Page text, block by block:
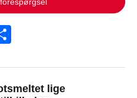
lige